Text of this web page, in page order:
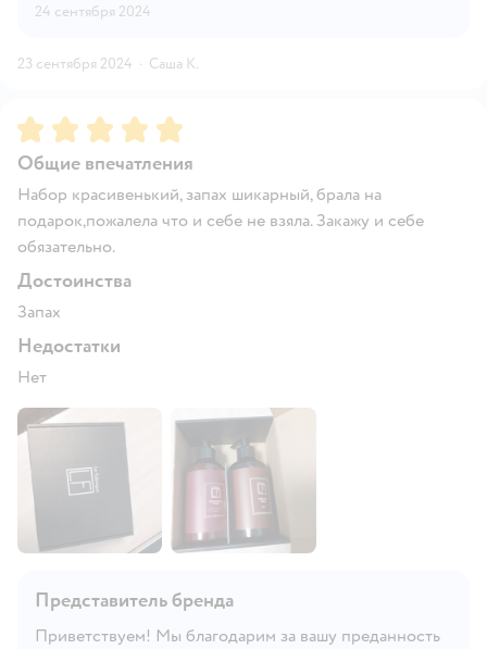
24 сентября 2024
23 сентября 2024 · Саша К.
Рейтинг:5
Общие впечатления
Набор красивенький, запах шикарный, брала на
подарок,пожалела что и себе не взяла. Закажу и себе
обязательно.
Достоинства
Запах
Недостатки
Нет
Представитель бренда
Приветствуем! Мы благодарим за вашу преданность